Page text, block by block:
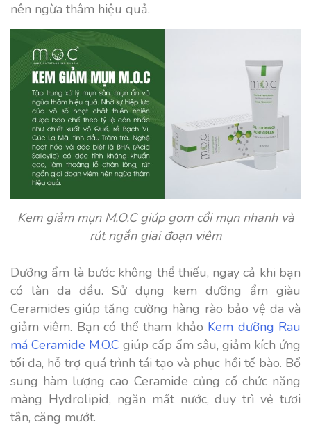
nên ngừa thâm hiệu quả.
Kem giảm mụn M.O.C giúp gom cồi mụn nhanh và
rút ngắn giai đoạn viêm
Dưỡng ẩm là bước không thể thiếu, ngay cả khi bạn
có làn da dầu. Sử dụng kem dưỡng ẩm giàu
Ceramides giúp tăng cường hàng rào bảo vệ da và
giảm viêm. Bạn có thể tham khảo Kem dưỡng Rau
má Ceramide M.O.C giúp cấp ẩm sâu, giảm kích ứng
tối đa, hỗ trợ quá trình tái tạo và phục hồi tế bào. Bổ
sung hàm lượng cao Ceramide củng cố chức năng
màng Hydrolipid, ngăn mất nước, duy trì vẻ tươi
tắn, căng mướt.